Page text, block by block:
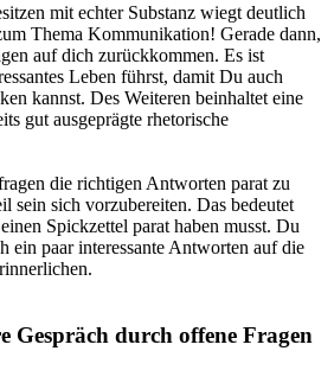
mit echter Substanz wiegt deutlich
Thema Kommunikation! Gerade dann,
auf dich zurückkommen. Es ist
Leben führst, damit Du auch
kannst. Des Weiteren beinhaltet eine
gut ausgeprägte rhetorische
die richtigen Antworten parat zu
sein sich vorzubereiten. Das bedeutet
Spickzettel parat haben musst. Du
ein paar interessante Antworten auf die
Gespräch durch offene Fragen